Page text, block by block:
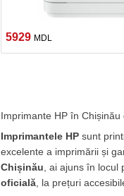
5929 MDL
Imprimante HP în
Imprimantele HP sunt
excelente a imprimării și
Chișinău , ai ajuns în
oficială , la prețuri